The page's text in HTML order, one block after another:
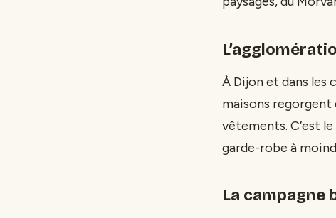
À Dijon et dans les
maisons
vêtements. C’est
garde-robe à
La campagne